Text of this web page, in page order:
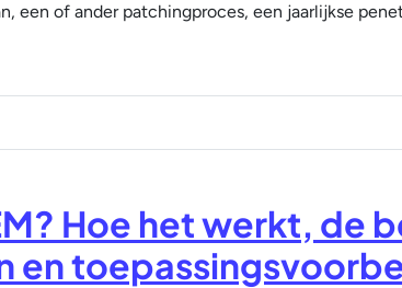
een of ander patchingproces, een jaarlijkse
Hoe het werkt, de
en